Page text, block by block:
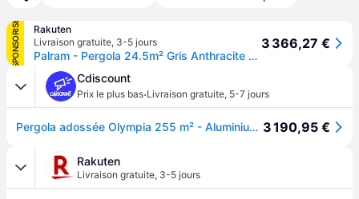
SPONSORISÉ
Rakuten
Livraison gratuite, 3-5 jours
Palram - Pergola 24.5m² Gris Anthracite - 704355
3 366,27 €
Cdiscount
Prix le plus bas·Livraison gratuite, 5-7 jours
Pergola adossée Olympia 255 m² - Aluminium et polycarbonate - Gris - PALRAM 3 190,95 €
Rakuten
Livraison gratuite, 3-5 jours